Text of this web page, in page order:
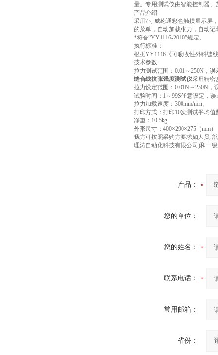
量。专用测试仪由智能控制器
产品介绍
采用7寸威纶通彩色触摸显示屏
的菜单，自动加载张力，自动
*符合“YY1116-2010”规定。
执行标准：
根据YY1116《可吸收性外科缝
技术参数
拉力测试范围：0.01～250N，
缝合线抗张强度测试仪采用精密
拉力设定范围：0.01N～250N，
试验时间：1～99S任意设定，误
拉力加载速度：300mm/min。
打印方式：打印10次测试平均
净重：10.5kg
外形尺寸：400×290×275（mm）
我方可按照采购方要求如人员
理涛自动化科技有限公司)和一
产品：
您的单位：
您的姓名：
联系电话：
常用邮箱：
省份：